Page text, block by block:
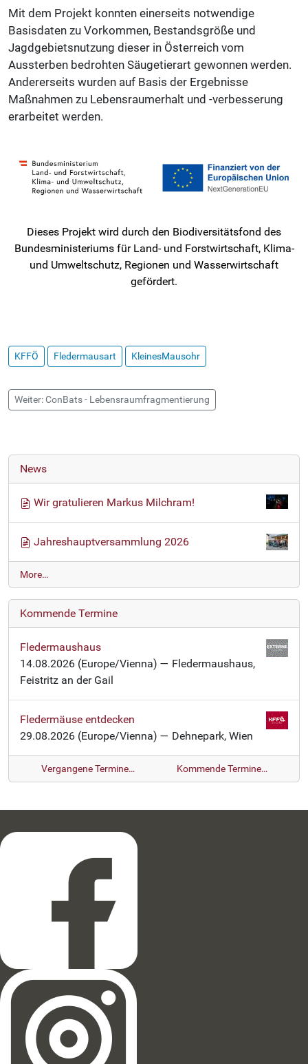
Mit dem Projekt konnten einerseits notwendige
Basisdaten zu Vorkommen, Bestandsgröße und
Jagdgebietsnutzung dieser in Österreich vom
Aussterben bedrohten Säugetierart gewonnen werden.
Andererseits wurden auf Basis der Ergebnisse
Maßnahmen zu Lebensraumerhalt und -verbesserung
erarbeitet werden.
Dieses Projekt wird durch den Biodiversitätsfond des
Bundesministeriums für Land- und Forstwirtschaft, Klima-
und Umweltschutz, Regionen und Wasserwirtschaft
gefördert.
KFFÖ Fledermausart KleinesMausohr
Weiter: ConBats - Lebensraumfragmentierung
News
Wir gratulieren Markus Milchram!
Jahreshauptversammlung 2026
N
e
w
s
-
More…
Kommende Termine
Fledermaushaus
14.08.2026 (Europe/Vienna) — Fledermaushaus,
Feistritz an der Gail
Fledermäuse entdecken
29.08.2026 (Europe/Vienna) — Dehnepark, Wien
Vergangene Termine… Kommende Termine…